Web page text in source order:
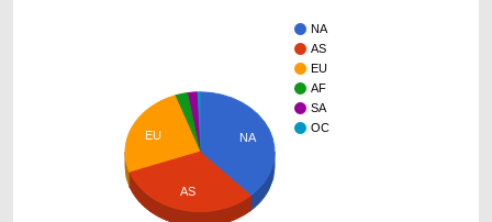
NA
AS
EU
AF
SA
OC
NA
EU
AS